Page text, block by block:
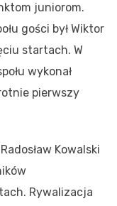
juniorom.
gości był Wiktor
startach. W
wykonał
pierwszy
Kowalski
Rywalizacja